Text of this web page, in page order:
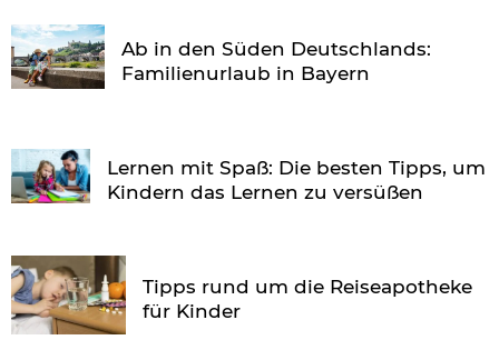
Ab in den Süden Deutschlands:
Familienurlaub in Bayern
Lernen mit Spaß: Die besten Tipps, um
Kindern das Lernen zu versüßen
Tipps rund um die Reiseapotheke
für Kinder